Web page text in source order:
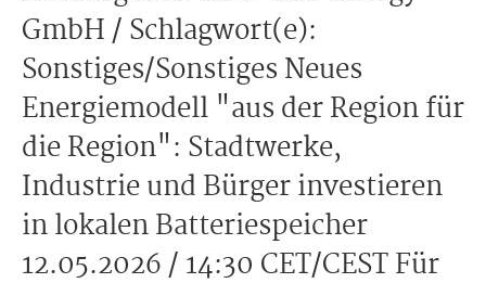
GmbH / Schlagwort(e):
Sonstiges/Sonstiges Neues
Energiemodell "aus der Region für
die Region": Stadtwerke,
Industrie und Bürger investieren
in lokalen Batteriespeicher
12.05.2026 / 14:30 CET/CEST Für